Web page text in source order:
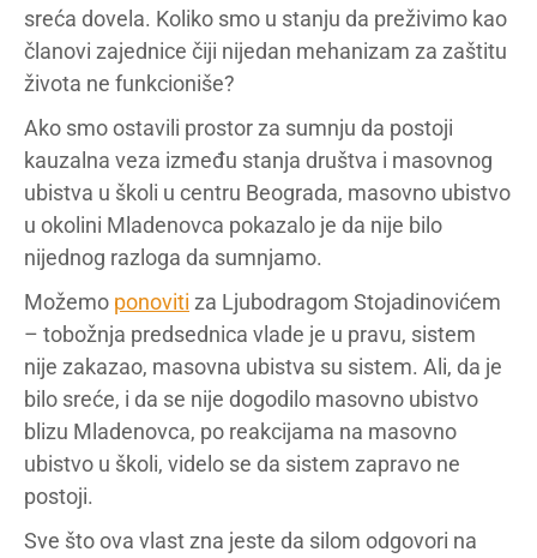
sreća dovela. Koliko smo u stanju da preživimo kao
članovi zajednice čiji nijedan mehanizam za zaštitu
života ne funkcioniše?
Ako smo ostavili prostor za sumnju da postoji
kauzalna veza između stanja društva i masovnog
ubistva u školi u centru Beograda, masovno ubistvo
u okolini Mladenovca pokazalo je da nije bilo
nijednog razloga da sumnjamo.
Možemo ponoviti za Ljubodragom Stojadinovićem
– tobožnja predsednica vlade je u pravu, sistem
nije zakazao, masovna ubistva su sistem. Ali, da je
bilo sreće, i da se nije dogodilo masovno ubistvo
blizu Mladenovca, po reakcijama na masovno
ubistvo u školi, videlo se da sistem zapravo ne
postoji.
Sve što ova vlast zna jeste da silom odgovori na